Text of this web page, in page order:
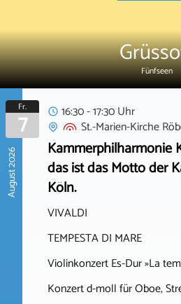
Fünfseen
August 2026
Fr.
7
16:30 - 17:30 Uhr
St.-Marien-Kirche
Kammerphilharmonie
das ist das Motto der
Köln.
VIVALDI
TEMPESTA DI MARE
Violinkonzert Es-Dur »La
Konzert d-moll für Oboe,